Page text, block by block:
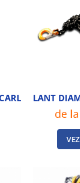
CU
LANT
de